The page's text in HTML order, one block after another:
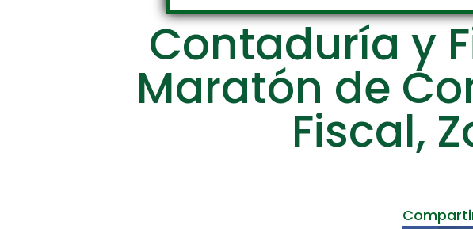
Contaduría y
Maratón de
Fiscal,